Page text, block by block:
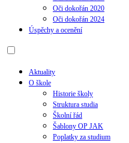
Oči dokořán 2020
Oči dokořán 2024
Úspěchy a ocenění
Aktuality
O škole
Historie školy
Struktura studia
Školní řád
Šablony OP JAK
Poplatky za studium